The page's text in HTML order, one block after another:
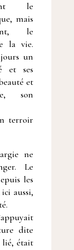
le
mais
le
la vie.
un
et ses
et
son
terroir
ne
Le
les
aussi,
dite
lié, était